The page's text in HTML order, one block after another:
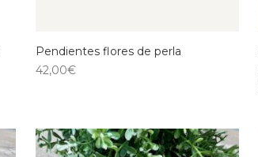
Pendientes flores de perla
42,00€